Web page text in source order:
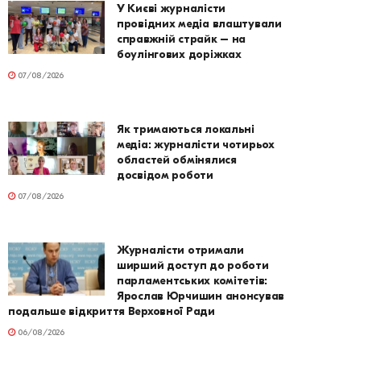
У Києві журналісти
провідних медіа влаштували
справжній страйк – на
боулінгових доріжках
07/08/2026
Як тримаються локальні
медіа: журналісти чотирьох
областей обмінялися
досвідом роботи
07/08/2026
Журналісти отримали
ширший доступ до роботи
парламентських комітетів:
Ярослав Юрчишин анонсував
подальше відкриття Верховної Ради
06/08/2026